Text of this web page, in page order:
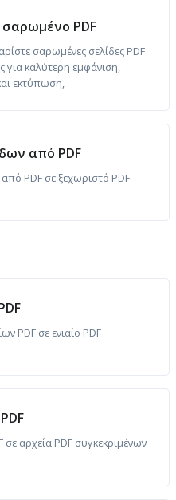
PDF
σαρωμένες σελίδες PDF
για καλύτερη εμφάνιση,
εκτύπωση,
από PDF
από PDF σε ξεχωριστό PDF
PDF σε ενιαίο PDF
σε αρχεία PDF συγκεκριμένων